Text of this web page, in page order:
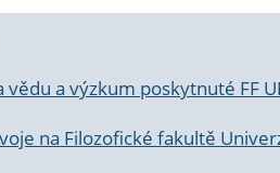
a výzkum poskytnuté FF
na Filozofické fakultě